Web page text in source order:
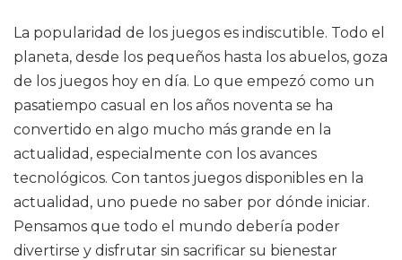
La popularidad de los juegos es indiscutible. Todo el
planeta, desde los pequeños hasta los abuelos, goza
de los juegos hoy en día. Lo que empezó como un
pasatiempo casual en los años noventa se ha
convertido en algo mucho más grande en la
actualidad, especialmente con los avances
tecnológicos. Con tantos juegos disponibles en la
actualidad, uno puede no saber por dónde iniciar.
Pensamos que todo el mundo debería poder
divertirse y disfrutar sin sacrificar su bienestar